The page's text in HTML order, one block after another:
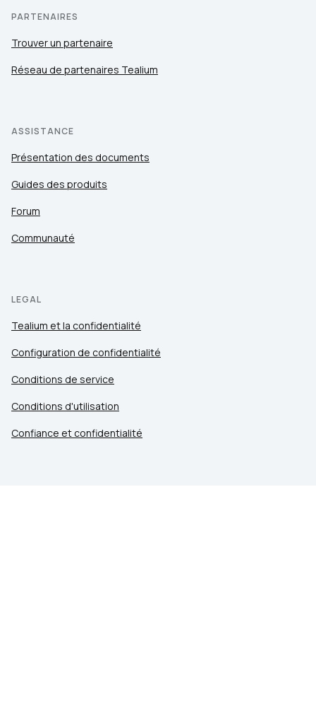
PARTENAIRES
Trouver un partenaire
Réseau de partenaires Tealium
ASSISTANCE
Présentation des documents
Guides des produits
Forum
Communauté
LEGAL
Tealium et la confidentialité
Configuration de confidentialité
Conditions de service
Conditions d'utilisation
Confiance et confidentialité